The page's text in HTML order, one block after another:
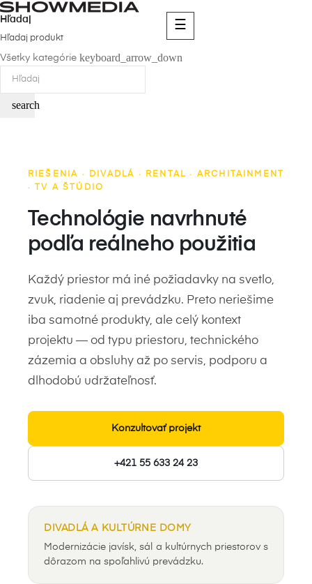
Hľadaj
Hľadaj produkt
Všetky kategórie keyboard_arrow_down
search
Toggle
navigation
☰
RIEŠENIA · DIVADLÁ · RENTAL · ARCHITAINMENT
· TV A ŠTÚDIO
Technológie navrhnuté
podľa reálneho použitia
Každý priestor má iné požiadavky na svetlo,
zvuk, riadenie aj prevádzku. Preto neriešime
iba samotné produkty, ale celý kontext
projektu — od typu priestoru, technického
zázemia a obsluhy až po servis, podporu a
dlhodobú udržateľnosť.
Konzultovať projekt
+421 55 633 24 23
DIVADLÁ A KULTÚRNE DOMY
Modernizácie javísk, sál a kultúrnych priestorov s
dôrazom na spoľahlivú prevádzku.